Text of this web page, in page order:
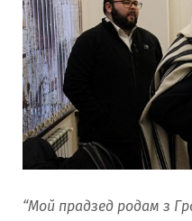
“Мой прадзед родам з